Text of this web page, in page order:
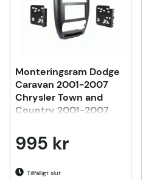
Monteringsram Dodge
Caravan 2001-2007
Chrysler Town and
Country 2001-2007
995 kr
Tillfälligt slut